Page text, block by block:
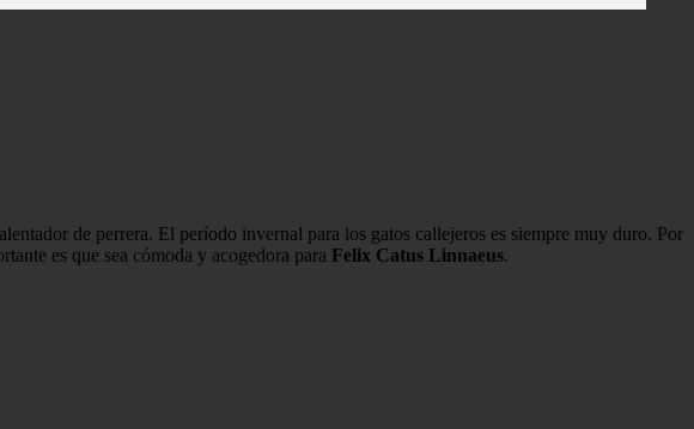
de perrera. El período invernal para los gatos callejeros es siempre muy duro. Por
es que sea cómoda y acogedora para Felix Catus Linnaeus.